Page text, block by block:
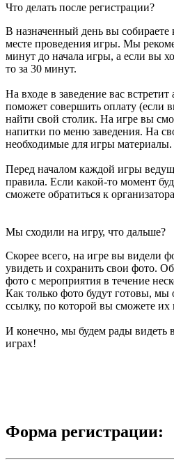
Что делать после регистрации?
В назначенный день вы собираете
месте проведения игры. Мы
минут до начала игры, а если вы
то за 30 минут.
На входе в заведение вас
поможет совершить оплату (если
найти свой столик. На игре вы
напитки по меню заведения. На
необходимые для игры материалы.
Перед началом каждой игры
правила. Если какой-то момент
сможете обратиться к
Мы сходили на игру, что дальше?
Скорее всего, на игре вы видели
увидеть и сохранить свои фото.
фото с мероприятия в течение
Как только фото будут готовы,
ссылку, по которой вы сможете их
И конечно, мы будем рады видеть
играх!
Форма регистрации: